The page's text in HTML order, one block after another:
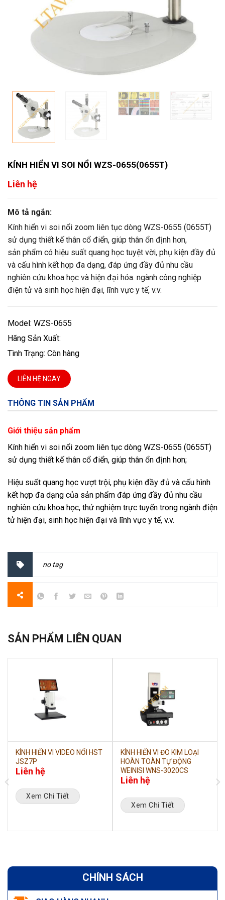
KÍNH HIỂN VI SOI NỔI WZS-0655(0655T)
Liên hệ
Mô tả ngắn:
Kính hiển vi soi nổi zoom liên tục dòng WZS-0655 (0655T)
sử dụng thiết kế thân cổ điển, giúp thân ổn định hơn,
sản phẩm có hiệu suất quang học tuyệt vời, phụ kiện đầy đủ
và cấu hình kết hợp đa dạng, đáp ứng đầy đủ nhu cầu
nghiên cứu khoa học và hiện đại hóa. ngành công nghiệp
điện tử và sinh học hiện đại, lĩnh vực y tế, v.v.
Model: WZS-0655
Hãng Sản Xuất:
Tình Trạng: Còn hàng
LIÊN HỆ NGAY
THÔNG TIN SẢN PHẨM
Giới thiệu sản phẩm
Kính hiển vi soi nổi zoom liên tục dòng WZS-0655 (0655T)
sử dụng thiết kế thân cổ điển, giúp thân ổn định hơn;
Hiệu suất quang học vượt trội, phụ kiện đầy đủ và cấu hình
kết hợp đa dạng của sản phẩm đáp ứng đầy đủ nhu cầu
nghiên cứu khoa học, thử nghiệm trực tuyến trong ngành điện
tử hiện đại, sinh học hiện đại và lĩnh vực y tế, v.v.
no tag
SẢN PHẨM LIÊN QUAN
KÍNH HIỂN VI VIDEO NỔI HST
JSZ7P
Liên hệ
Xem Chi Tiết
KÍNH HIỂN VI ĐO KIM LOẠI
HOÀN TOÀN TỰ ĐỘNG
WEINISI WNS-3020CS
Liên hệ
Xem Chi Tiết
CHÍNH SÁCH